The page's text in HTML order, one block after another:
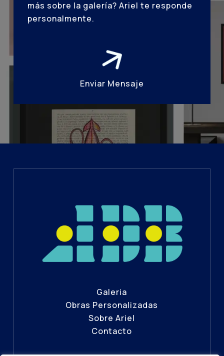
más sobre la galería? Ariel te responde
personalmente.
Enviar Mensaje
Galeria
Obras Personalizadas
Sobre Ariel
Contacto